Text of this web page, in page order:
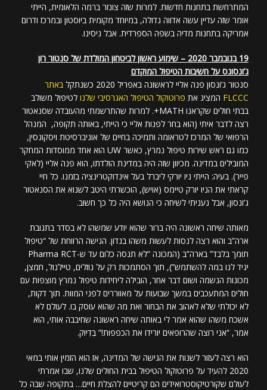
המתרחשת בתחנות חדשות. למרות שזה צונזר ברמה הלאומית, הייתי
אומר שזה עדיין עשה אדווה גדולה, במיוחד מקומית ביוסטון ובמרכז ודרום
אמריקה בתחנות מדיה בשפה הספרדית. אבל ניסינו.
19 בנובמבר 2020 – שימוע ראשון לביטחון המולדת של סנטור רון
ג’ונסונס על חשיבות הטיפול המוקדם
סנטור ג’ונסון פנה אליי לראשונה באפריל 2020 כשנתקל
באתר
FLCCC המציג את פרוטוקול הטיפול האגרסיבי שלנו לטיפול משולב
בבתי חולים שקראנו MATH+. למרות שהתרשמתי מהעובדה שסנאטור
רצה לדבר איתי (הוא בחר לפנות אליי כי הייתי, באותה תקופה, המנהל
הרפואי של המרכז לטראומה ותמיכה בחיים של אוניברסיטת ויסקונסין,
כמו גם ראש שירות טיפול נמרץ, כאשר UW הוא אחד ממוסדות המחקר
המובילים במדינה. מכיוון שזה היה במדינת הולדתו, הוא פנה אליי (לאקי
פייר). בעיה: הייתי ניו יורקי ליברל בעל אינדוקטרינציה בזמנו. כל חיי
קראתי את הניו יורק טיימס (אויש), הוכשרתי היטב לשנוא את הסנאטור
ג’ונסון, אבל נעניתי לשיחה כי הנושא היה כל כך חשוב.
מאותה שיחה ראשונה היה ברור שהוא יודע שמשהו לא בסדר בתגובת
ארה”ב והוא רצה לנסות לעשות משהו בנדון. הגישה הרווחת של “טיפול
תומך בלבד” בארה”ב (המכונה “לא תנסה כלום עד ש-Pharma RCT
יגיד לנו במה להשתמש”), תוך הסתמכות רק על נוזלים, טיילנול, חמצן,
מכונות הנשמה ושום דבר אחר, הובילה ליחידות טיפול נמרץ מוצפות עם
חולים המתעכבים במשך שבועות על מאווררים לפני המוות. תוך דקות,
לא יכולתי שלא לאהוב את הבחור ואת מה שהוא עוסק בו. לעולם לא
אשכח משהו שהוא אמר לי באותה שיחה ראשונה שחיבבה אותי, הוא
אמר, “אני רוצה שהרופאים יורידו את הכפפות!” בְּדִיוּק.
הוא רצה לעזור לשנות את הגישה של המדינה, אז הוא הזמין אותי במאי
2020 להעיד על פרוטוקול הטיפול בבית החולים שלנו, שבו אמרתי
לעולם שקורטיקוסטרואידים הם קריטיים להצלת חיים… בתקופה שבה כל